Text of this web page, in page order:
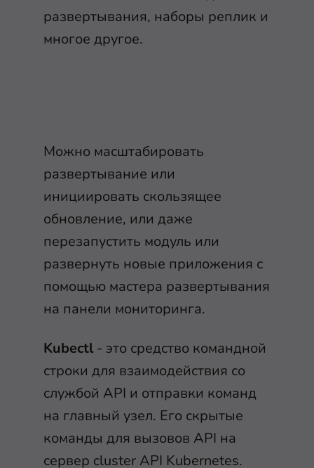
развертывания, наборы реплик и
многое другое.
Можно масштабировать
развертывание или
инициировать скользящее
обновление, или даже
перезапустить модуль или
развернуть новые приложения с
помощью мастера развертывания
на панели мониторинга.
Kubectl - это средство командной
строки для взаимодействия со
службой API и отправки команд
на главный узел. Его скрытые
команды для вызовов API на
сервер cluster API Kubernetes.